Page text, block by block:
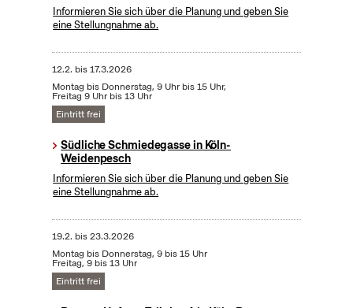
Informieren Sie sich über die Planung und geben Sie
eine Stellungnahme ab.
12.2. bis17.3.2026
Montag bis Donnerstag, 9 Uhr bis 15 Uhr,
Freitag 9 Uhr bis 13 Uhr
Eintritt frei
Südliche Schmiedegasse in Köln-
Weidenpesch
Informieren Sie sich über die Planung und geben Sie
eine Stellungnahme ab.
19.2. bis23.3.2026
Montag bis Donnerstag, 9 bis 15 Uhr
Freitag, 9 bis 13 Uhr
Eintritt frei